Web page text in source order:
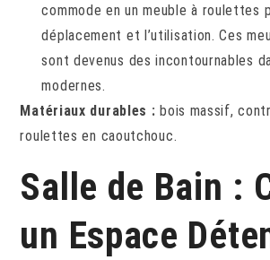
commode en un meuble à roulettes
déplacement et l’utilisation. Ces
sont devenus des incontournables
modernes.
Matériaux durables : bois massif,
roulettes en caoutchouc.
Salle de Bain :
un Espace